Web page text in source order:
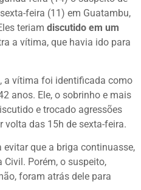
feira (11) em Guatambu,
teriam discutido em um
a vítima, que havia ido para
a vítima foi identificada como
anos. Ele, o sobrinho e mais
e trocado agressões
volta das 15h de sexta-feira.
que a briga continuasse,
Porém, o suspeito,
foram atrás dele para